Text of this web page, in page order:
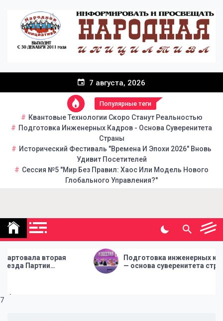
содержанию
7 августа, 2026
Популярные теги
Квантовые Технологии Скоро Станут Реальностью
Подготовка Инженерных Кадров - Основа Суверенитета
Страны
Исторический Фестиваль "Времена И Эпохи 2026" Вновь
Удивит Посетителей
Сессия №5 "Мир Без Правил: Хаос Или Модель Нового
Глобального Управления?"
Портал общественно-
политической газеты
"Народная инициатива"
Подготовка инженерных кадров
— основа суверенитета страны
7